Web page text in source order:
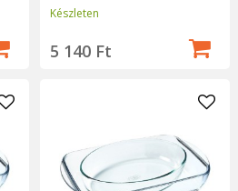
Készleten
5 140 Ft